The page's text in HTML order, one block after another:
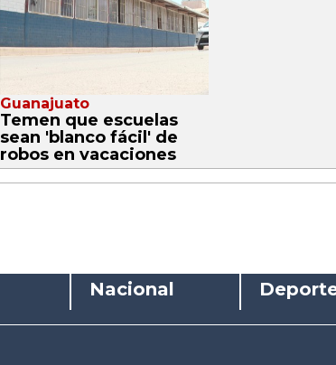
Guanajuato
Temen que escuelas
sean 'blanco fácil' de
robos en vacaciones
Nacional